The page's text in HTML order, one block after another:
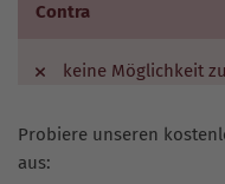
Contra
keine Möglichkeit
Probiere unseren
aus: